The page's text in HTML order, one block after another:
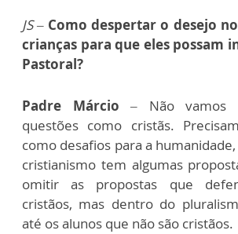
JS – Como despertar o desejo
crianças para que eles possam
Pastoral?
Padre Márcio – Não vamos
questões como cristãs.
como desafios para a
cristianismo tem algumas
omitir as propostas que
cristãos, mas dentro do
até os alunos que não são cristãos.